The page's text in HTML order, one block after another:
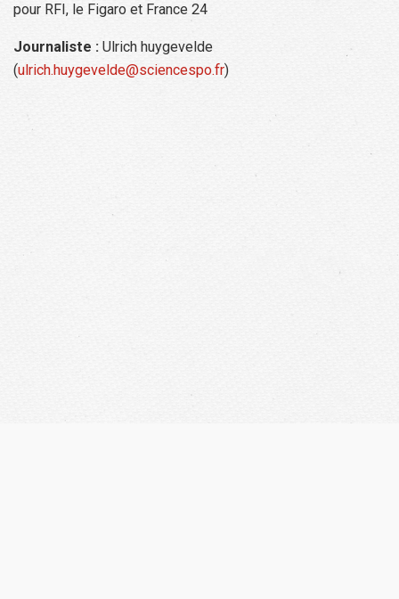
pour RFI, le Figaro et France 24
Journaliste : Ulrich huygevelde
(ulrich.huygevelde@sciencespo.fr)